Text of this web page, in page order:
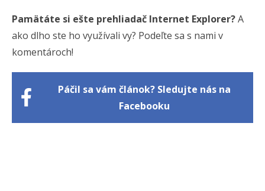
Pamätáte si ešte prehliadač Internet Explorer?A
ako dlho ste ho využívali vy? Podeľte sa s nami v
komentároch!
Páčil sa vám článok? Sledujte nás na
Facebooku